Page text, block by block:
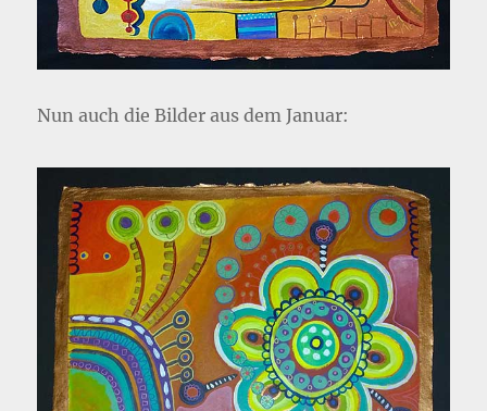
Nun auch die Bilder aus dem Januar: